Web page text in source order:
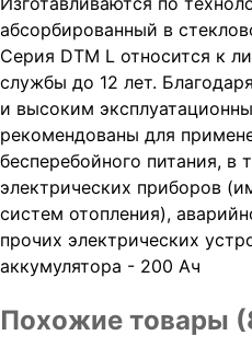
абсорбированный в
Серия DTM L относится к
службы до 12 лет.
и высоким
рекомендованы для
бесперебойного питания, в
электрических приборов
систем отопления),
прочих электрических
аккумулятора - 200 Ач
Похожие товары